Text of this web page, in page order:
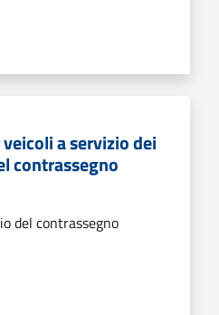
a servizio dei
contrassegno
del contrassegno